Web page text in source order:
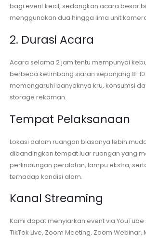
bagi event kecil, sedangkan acara besar
menggunakan dua hingga lima unit
2. Durasi Acara
Acara selama 2 jam tentu mempunyai
berbeda ketimbang siaran sepanjang 8-10
memengaruhi banyaknya kru, konsumsi
storage rekaman.
Tempat Pelaksanaan
Lokasi dalam ruangan biasanya lebih
dibandingkan tempat luar ruangan yang
perlindungan peralatan, lampu ekstra,
terhadap kondisi alam.
Kanal Streaming
Kami dapat menyiarkan event via YouTube
TikTok Live, Zoom Meeting, Zoom Webinar,